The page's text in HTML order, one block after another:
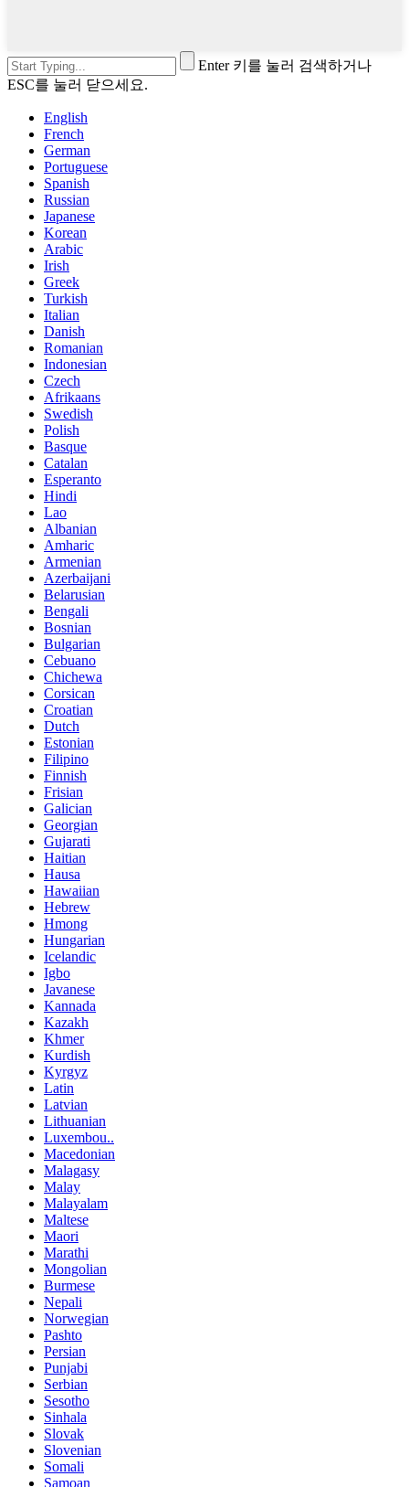
Enter 키를 눌러 검색하거나
ESC를 눌러 닫으세요.
English
French
German
Portuguese
Spanish
Russian
Japanese
Korean
Arabic
Irish
Greek
Turkish
Italian
Danish
Romanian
Indonesian
Czech
Afrikaans
Swedish
Polish
Basque
Catalan
Esperanto
Hindi
Lao
Albanian
Amharic
Armenian
Azerbaijani
Belarusian
Bengali
Bosnian
Bulgarian
Cebuano
Chichewa
Corsican
Croatian
Dutch
Estonian
Filipino
Finnish
Frisian
Galician
Georgian
Gujarati
Haitian
Hausa
Hawaiian
Hebrew
Hmong
Hungarian
Icelandic
Igbo
Javanese
Kannada
Kazakh
Khmer
Kurdish
Kyrgyz
Latin
Latvian
Lithuanian
Luxembou..
Macedonian
Malagasy
Malay
Malayalam
Maltese
Maori
Marathi
Mongolian
Burmese
Nepali
Norwegian
Pashto
Persian
Punjabi
Serbian
Sesotho
Sinhala
Slovak
Slovenian
Somali
Samoan